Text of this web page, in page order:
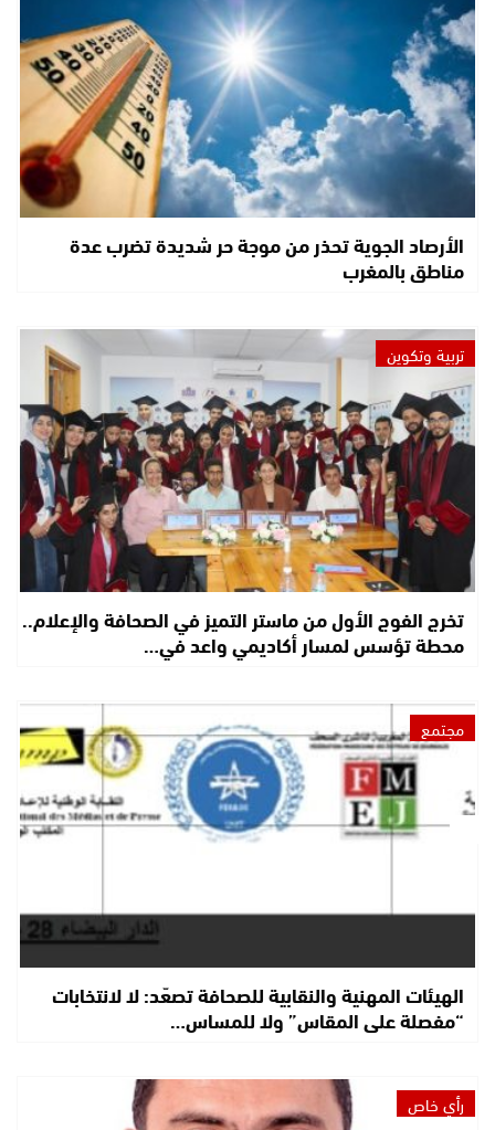
الأرصاد الجوية تحذر من موجة حر شديدة تضرب عدة
مناطق بالمغرب
تربية وتكوين
تخرج الفوج الأول من ماستر التميز في الصحافة والإعلام..
محطة تؤسس لمسار أكاديمي واعد في…
مجتمع
الهيئات المهنية والنقابية للصحافة تصعّد: لا لانتخابات
“مفصلة على المقاس” ولا للمساس…
رأي خاص